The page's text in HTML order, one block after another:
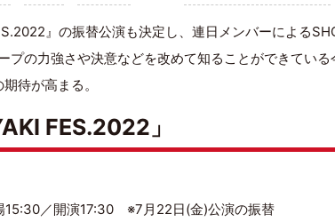
』の振替公演も決定し、連日メンバーによる
プの力強さや決意などを改めて知ることができてい
待が高まる。
FES.2022」
15:30／開演17:30 ※7月22日(金)公演の振替